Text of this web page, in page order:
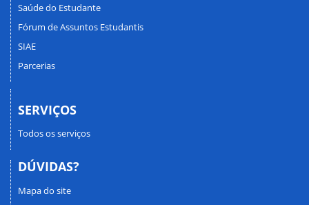
Saúde do Estudante
Fórum de Assuntos Estudantis
SIAE
Parcerias
SERVIÇOS
Todos os serviços
DÚVIDAS?
Mapa do site